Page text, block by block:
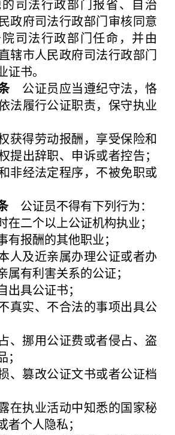
司法行政部门报省、自治
政府司法行政部门审核同意
司法行政部门任命，并由
辖市人民政府司法行政部门
书。
公证员应当遵纪守法，恪
法履行公证职责，保守执业
得劳动报酬，享受保险和
提出辞职、申诉或者控告；
非经法定程序，不被免职或
公证员不得有下列行为：
二个以上公证机构执业；
报酬的其他职业；
及近亲属办理公证或者办
属有利害关系的公证；
具公证书；
实、不合法的事项出具公
挪用公证费或者侵占、盗
篡改公证文书或者公证档
执业活动中知悉的国家秘
个人隐私；